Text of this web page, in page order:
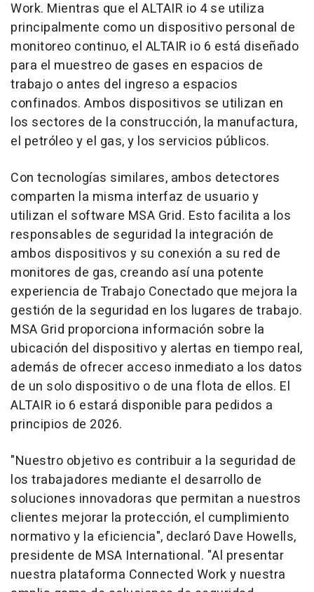
Work. Mientras que el ALTAIR io 4 se utiliza
principalmente como un dispositivo personal de
monitoreo continuo, el ALTAIR io 6 está diseñado
para el muestreo de gases en espacios de
trabajo o antes del ingreso a espacios
confinados. Ambos dispositivos se utilizan en
los sectores de la construcción, la manufactura,
el petróleo y el gas, y los servicios públicos.
Con tecnologías similares, ambos detectores
comparten la misma interfaz de usuario y
utilizan el software MSA Grid. Esto facilita a los
responsables de seguridad la integración de
ambos dispositivos y su conexión a su red de
monitores de gas, creando así una potente
experiencia de Trabajo Conectado que mejora la
gestión de la seguridad en los lugares de trabajo.
MSA Grid proporciona información sobre la
ubicación del dispositivo y alertas en tiempo real,
además de ofrecer acceso inmediato a los datos
de un solo dispositivo o de una flota de ellos. El
ALTAIR io 6 estará disponible para pedidos a
principios de 2026.
"Nuestro objetivo es contribuir a la seguridad de
los trabajadores mediante el desarrollo de
soluciones innovadoras que permitan a nuestros
clientes mejorar la protección, el cumplimiento
normativo y la eficiencia", declaró Dave Howells,
presidente de MSA International. "Al presentar
nuestra plataforma Connected Work y nuestra